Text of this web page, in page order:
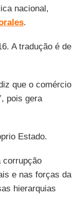
nacional,
.
A tradução é de
que o comércio
pois gera
Estado.
corrupção
e nas forças da
hierarquias